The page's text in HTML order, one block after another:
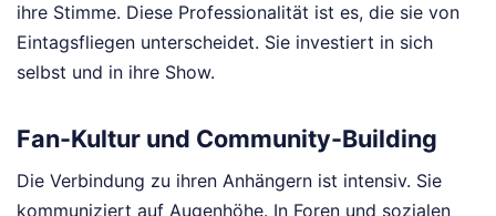
ihre Stimme. Diese Professionalität ist es, die sie von
Eintagsfliegen unterscheidet. Sie investiert in sich
selbst und in ihre Show.
Fan-Kultur und Community-Building
Die Verbindung zu ihren Anhängern ist intensiv. Sie
kommuniziert auf Augenhöhe. In Foren und sozialen